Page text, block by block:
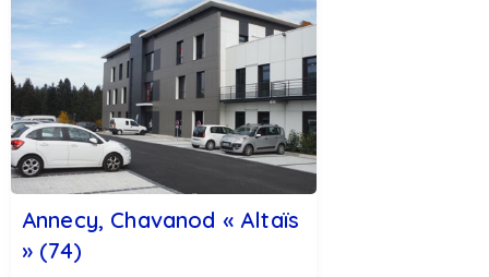
Annecy, Chavanod « Altaïs
» (74)